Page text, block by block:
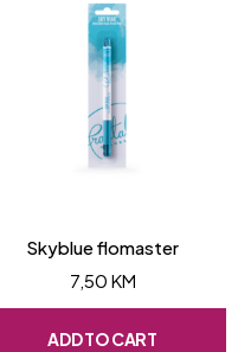
Skyblue flomaster
7,50 KM
ADD TO CART